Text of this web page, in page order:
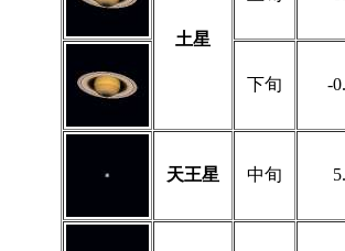
土星
下旬 -
天王星 中旬